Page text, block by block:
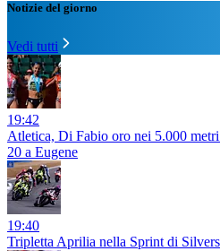
Notizie del giorno
Vedi tutti
19:42
Atletica, Di Fabio oro nei 5.000
20 a Eugene
19:40
Tripletta Aprilia nella Sprint di